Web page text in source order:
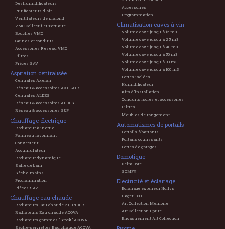
Deshumidificateurs
Purificateurs d'air
Ventilateurs de plafond
VMC Collectif et Tertiaire
Bouches VMC
Gaines et conduits
Accessoires Réseau VMC
Filtres
Pièces SAV
Aspiration centralisée
Centrales Axelair
Réseau & accessoires AXELAIR
Centrales ALDES
Réseau & accessoires ALDES
Réseau & accessoires S&P
Chauffage électrique
Radiateur à inertie
Panneau rayonnant
Convecteur
Accumulateur
Radiateur dynamique
Salle de bain
Sèche-mains
Programmation
Pièces SAV
Chauffage eau chaude
Radiateurs Eau chaude ZEHNDER
Radiateurs Eau chaude ACOVA
Radiateurs gammes "Stock" ACOVA
Sèche-serviettes Eau chaude ACOVA
Accessoires
Programmation
Climatisation caves à vin
Volume cave jusqu'à 15 m3
Volume cave jusqu'à 25 m3
Volume cave jusqu'à 40 m3
Volume cave jusqu'à 50 m3
Volume cave jusqu'à 80 m3
Volume cave jusqu'à 100 m3
Portes isolées
Humidificateur
Kits d'installation
Conduits isolés et accessoires
Filtres
Meubles de rangement
Automatismes de portails
Portails à battants
Portails coulissants
Portes de garages
Domotique
Delta Dore
SOMFY
Electricité et éclairage
Eclairage extérieur Norlys
Hager 1930
Art Collection Mémoire
Art Collection Epure
Encastrement Art Collection